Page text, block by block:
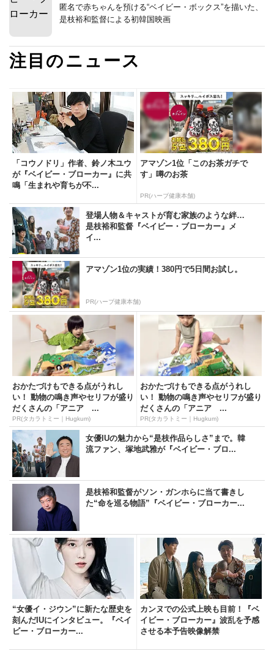
匿名で赤ちゃんを預ける“ベイビー・ボックス”を描いた、
是枝裕和監督による初韓国映画
注目のニュース
「コウノドリ」作者、鈴ノ木ユウ
が『ベイビー・ブローカー』に共
鳴「生まれや育ちが不...
アマゾン1位「このお茶ガチで
す」噂のお茶
PR(ハーブ健康本舗)
登場人物＆キャストが育む家族のような絆…
是枝裕和監督『ベイビー・ブローカー』メ
イ...
アマゾン1位の実績！380円で5日間お試し。
PR(ハーブ健康本舗)
おかたづけもできる点がうれし
い！ 動物の鳴き声やセリフが盛り
だくさんの「アニア ...
PR(タカラトミー｜Hugkum)
おかたづけもできる点がうれし
い！ 動物の鳴き声やセリフが盛り
だくさんの「アニア ...
PR(タカラトミー｜Hugkum)
女優IUの魅力から“是枝作品らしさ”まで。韓
流ファン、塚地武雅が『ベイビー・ブロ...
是枝裕和監督がソン・ガンホらに当て書きし
た“命を巡る物語”『ベイビー・ブローカー...
“女優イ・ジウン”に新たな歴史を
刻んだIUにインタビュー。『ベイ
ビー・ブローカー...
カンヌでの公式上映も目前！『ベ
イビー・ブローカー』波乱を予感
させる本予告映像解禁